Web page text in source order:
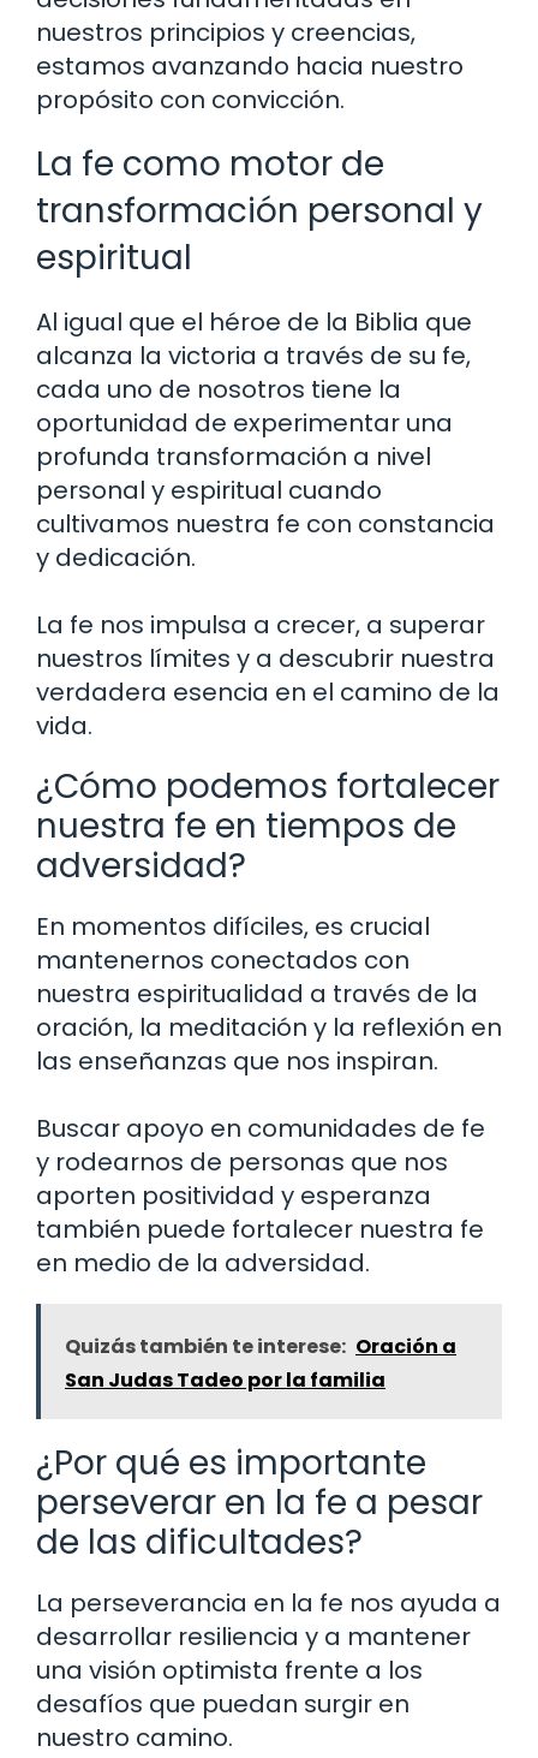
nuestros principios y creencias,
estamos avanzando hacia nuestro
propósito con convicción.
La fe como motor de
transformación personal y
espiritual
Al igual que el héroe de la Biblia que
alcanza la victoria a través de su fe,
cada uno de nosotros tiene la
oportunidad de experimentar una
profunda transformación a nivel
personal y espiritual cuando
cultivamos nuestra fe con constancia
y dedicación.
La fe nos impulsa a crecer, a superar
nuestros límites y a descubrir nuestra
verdadera esencia en el camino de la
vida.
¿Cómo podemos fortalecer
nuestra fe en tiempos de
adversidad?
En momentos difíciles, es crucial
mantenernos conectados con
nuestra espiritualidad a través de la
oración, la meditación y la reflexión en
las enseñanzas que nos inspiran.
Buscar apoyo en comunidades de fe
y rodearnos de personas que nos
aporten positividad y esperanza
también puede fortalecer nuestra fe
en medio de la adversidad.
Quizás también te interese: Oración a
San Judas Tadeo por la familia
¿Por qué es importante
perseverar en la fe a pesar
de las dificultades?
La perseverancia en la fe nos ayuda a
desarrollar resiliencia y a mantener
una visión optimista frente a los
desafíos que puedan surgir en
nuestro camino.